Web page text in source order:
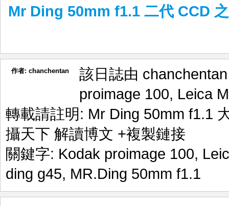
Mr Ding 50mm f1.1 二代 CCD
作者: chanchentan
該日誌由
proimage 100, Leica
轉載請註明: Mr Ding 50mm f1.1
攝天下 解讀博文 +複製鏈接
關鍵字: Kodak proimage 100,
ding g45, MR.Ding 50mm f1.1